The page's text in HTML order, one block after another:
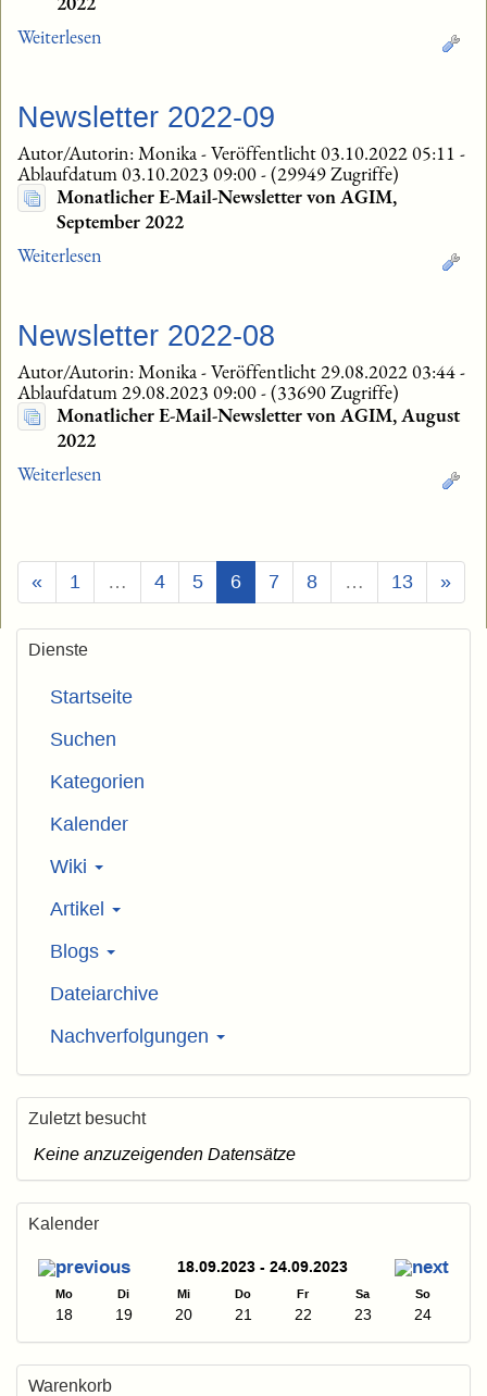
Weiterlesen
Newsletter 2022-09
Autor/Autorin: Monika-Veröffentlicht 03.10.2022 05:11 -
Ablaufdatum 03.10.2023 09:00-(29949 Zugriffe)
Monatlicher E-Mail-Newsletter von AGIM,
September 2022
Weiterlesen
Newsletter 2022-08
Autor/Autorin: Monika-Veröffentlicht 29.08.2022 03:44-
Ablaufdatum 29.08.2023 09:00-(33690 Zugriffe)
Monatlicher E-Mail-Newsletter von AGIM, August
2022
Weiterlesen
« 1 … 4 5 6(Aktuell)
7 8 … 13 »
Dienste
Startseite
Suchen
Kategorien
Kalender
Wiki
Artikel
Blogs
Dateiarchive
Nachverfolgungen
Zuletzt besucht
Keine anzuzeigenden Datensätze
Kalender
18.09.2023 - 24.09.2023
Mo Di Mi Do Fr Sa So
18 19 20 21 22 23 24
Warenkorb